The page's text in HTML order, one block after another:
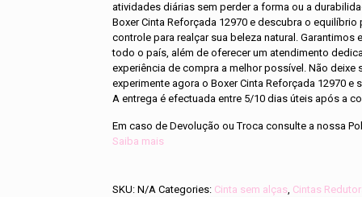
atividades diárias sem perder a forma ou a
Boxer Cinta Reforçada 12970 e descubra o
controle para realçar sua beleza natural. Garantimos
todo o país, além de oferecer um atendimento
experiência de compra a melhor possível. Não deixe
experimente agora o Boxer Cinta Reforçada 12970 e
A entrega é efectuada entre 5/10 dias úteis após a
Em caso de Devolução ou Troca consulte a nossa
Saiba mais
SKU:N/A Categories: Cinta sem alças, Cintas